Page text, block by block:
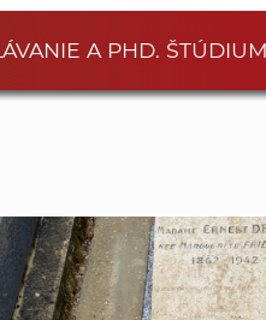
A PHD. ŠTÚDIUM